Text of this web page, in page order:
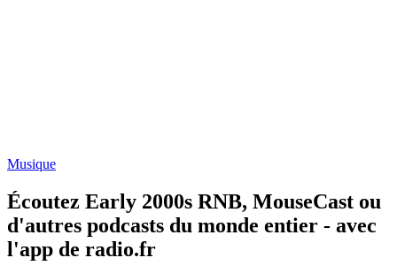
Musique
Écoutez Early 2000s RNB, MouseCast ou
d'autres podcasts du monde entier - avec
l'app de radio.fr